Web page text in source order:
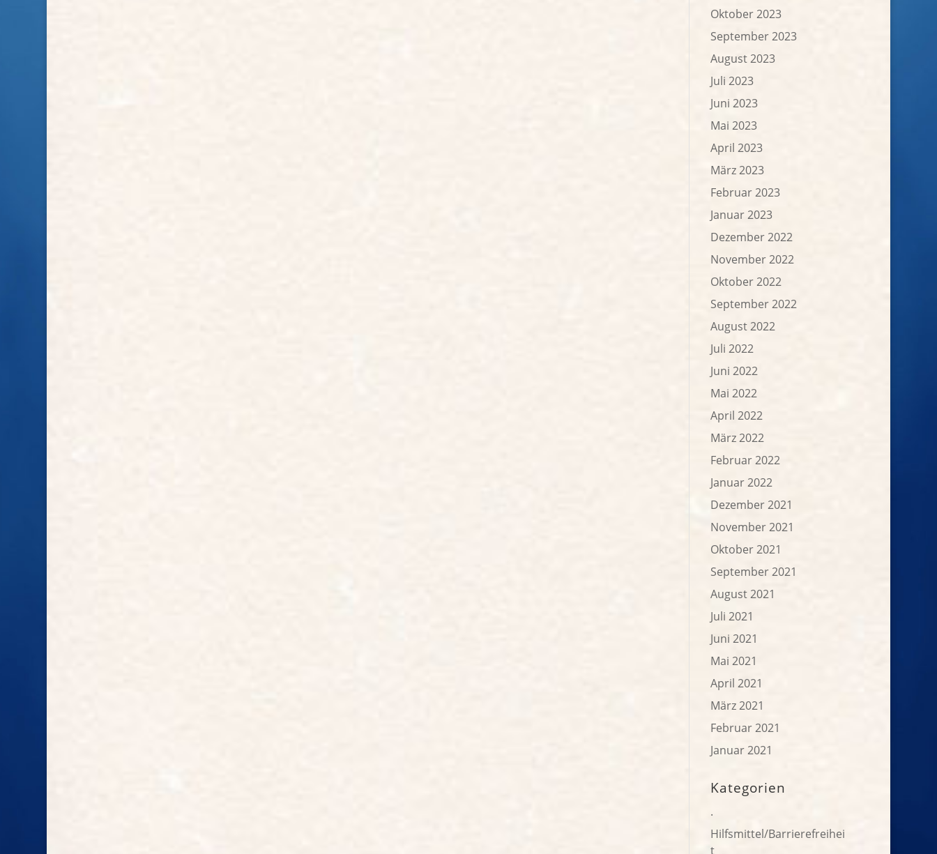
Oktober 2023
September 2023
August 2023
Juli 2023
Juni 2023
Mai 2023
April 2023
März 2023
Februar 2023
Januar 2023
Dezember 2022
November 2022
Oktober 2022
September 2022
August 2022
Juli 2022
Juni 2022
Mai 2022
April 2022
März 2022
Februar 2022
Januar 2022
Dezember 2021
November 2021
Oktober 2021
September 2021
August 2021
Juli 2021
Juni 2021
Mai 2021
April 2021
März 2021
Februar 2021
Januar 2021
Kategorien
.
Hilfsmittel/Barrierefreihei
t